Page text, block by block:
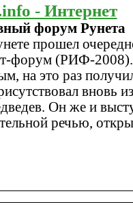
- Интернет
форум Рунета
прошел
форум (РИФ-
на это раз
вновь
Он же и
речью,